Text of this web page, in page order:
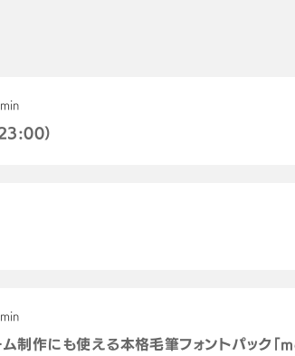
）
制作にも使える本格毛筆フォントパック